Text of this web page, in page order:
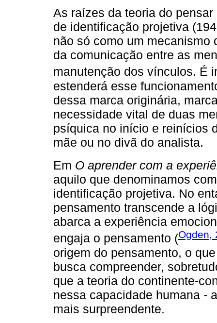
As raízes da teoria do
de identificação projetiva
não só como um mecanismo
da comunicação entre as
manutenção dos vínculos. É
estenderá esse
dessa marca originária,
necessidade vital de duas
psíquica no início e reinícios
mãe ou no divã do analista.
Em O aprender com a
aquilo que denominamos
identificação projetiva. No
pensamento transcende a
abarca a experiência
engaja o pensamento (Ogden,
origem do pensamento, o
busca compreender,
que a teoria do continente-
nessa capacidade humana -
mais surpreendente.